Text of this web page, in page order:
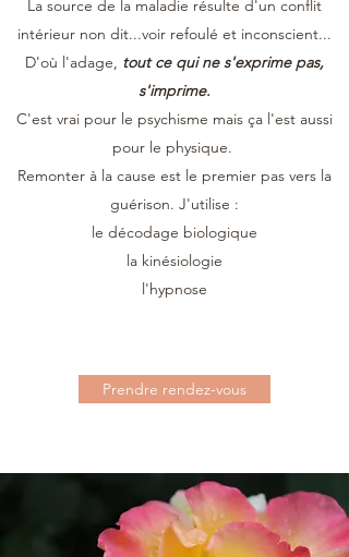
La source de la maladie résulte d'un conflit
intérieur non dit...voir refoulé et inconscient...
D'où l'adage, tout ce qui ne s'exprime pas,
s'imprime.
C'est vrai pour le psychisme mais ça l'est aussi
pour le physique.
Remonter à la cause est le premier pas vers la
guérison. J'utilise :
le décodage biologique
la kinésiologie
l'hypnose
Prendre rendez-vous